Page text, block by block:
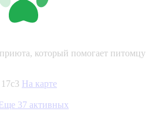
который помогает питомцу
На карте
37 активных